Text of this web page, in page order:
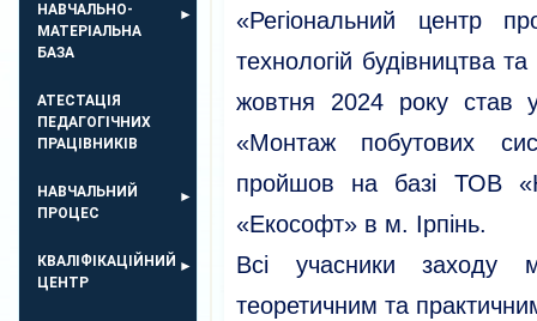
НАВЧАЛЬНО-
МАТЕРІАЛЬНА
БАЗА
АТЕСТАЦІЯ
ПЕДАГОГІЧНИХ
ПРАЦІВНИКІВ
НАВЧАЛЬНИЙ
ПРОЦЕС
КВАЛІФІКАЦІЙНИЙ
ЦЕНТР
«Регіональний центр
технологій будівництва
жовтня 2024 року став
«Монтаж побутових
пройшов на базі ТОВ
«Екософт» в м. Ірпінь.
Всі учасники заходу
теоретичним та